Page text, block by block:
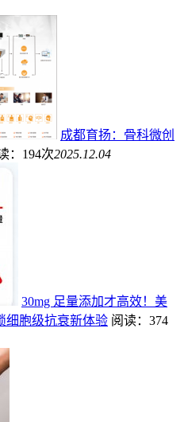
成都育扬：骨科微创
：194次2025.12.04
30mg 足量添加才高效！美
细胞级抗衰新体验 阅读：374